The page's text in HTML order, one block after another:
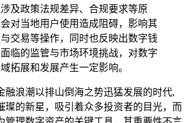
及政策法规差异、合规要求等原
对当地用户使用造成阻碍，影响其
与交易等操作，同时也反映出数字钱
临的监管与市场环境挑战，对数字
拓展和发展产生一定影响。
融浪潮以排山倒海之势迅猛发展的时代,
璨的新星，吸引着众多投资者的目光，而